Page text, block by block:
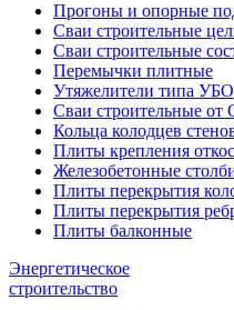
Прогоны и опорные
Сваи строительные
Сваи строительные
Перемычки плитные
Утяжелители типа УБО
Сваи строительные от
Кольца колодцев
Плиты крепления
Железобетонные
Плиты перекрытия
Плиты перекрытия
Плиты балконные
Энергетическое
строительство